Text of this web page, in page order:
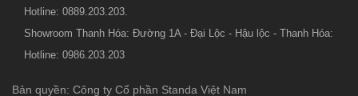
Hotline: 0889.203.203.
Showroom Thanh Hóa: Đường 1A - Đại Lộc - Hậu lộc - Thanh Hóa:
Hotline: 0986.203.203
Bản quyền: Công ty Cổ phần Standa Việt Nam